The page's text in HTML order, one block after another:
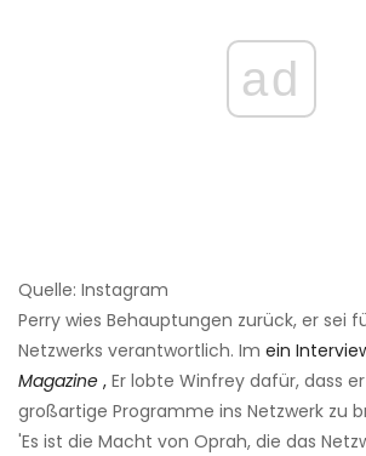
ad
Quelle: Instagram
Perry wies Behauptungen zurück, er sei
Netzwerks verantwortlich. Im ein
Magazine , Er lobte Winfrey dafür, dass
großartige Programme ins Netzwerk zu
'Es ist die Macht von Oprah, die das